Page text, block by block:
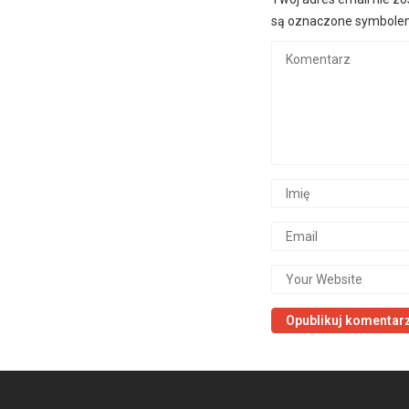
są oznaczone